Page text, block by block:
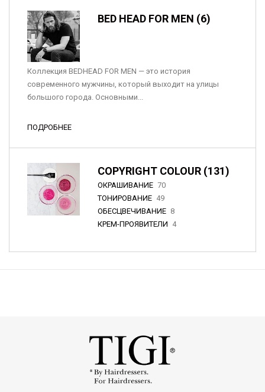
BED HEAD FOR MEN (6)
Коллекция BEDHEAD FOR MEN — это история
современного мужчины, который выходит на улицы
большого города. Основными...
ПОДРОБНЕЕ
COPYRIGHT COLOUR (131)
ОКРАШИВАНИЕ 70
ТОНИРОВАНИЕ 49
ОБЕСЦВЕЧИВАНИЕ 8
КРЕМ-ПРОЯВИТЕЛИ 4